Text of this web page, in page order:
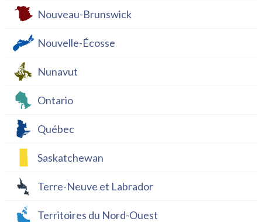
Nouveau-Brunswick
Nouvelle-Écosse
Nunavut
Ontario
Québec
Saskatchewan
Terre-Neuve et Labrador
Territoires du Nord-Ouest